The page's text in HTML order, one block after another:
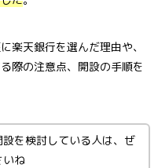
楽天銀行を選んだ理由や、
際の注意点、開設の手順を
を検討している人は、ぜ
いね